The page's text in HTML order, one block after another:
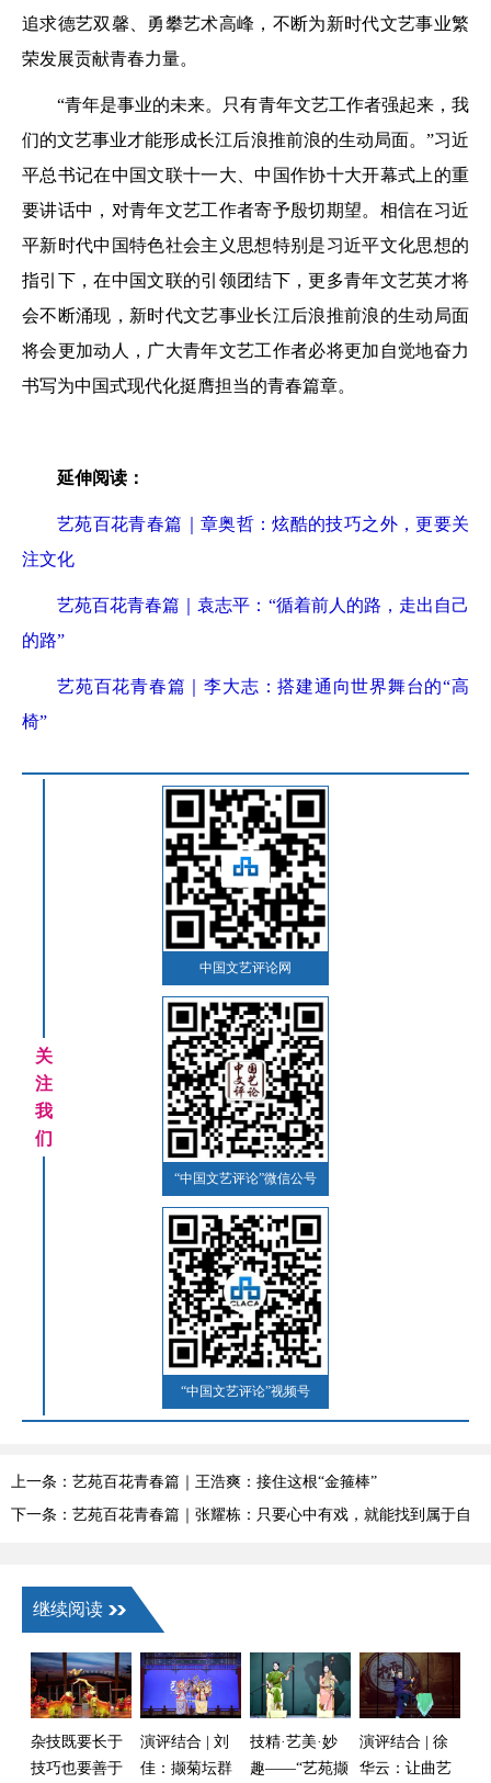
追求德艺双馨、勇攀艺术高峰，不断为新时代文艺事业繁
荣发展贡献青春力量。
“青年是事业的未来。只有青年文艺工作者强起来，我
们的文艺事业才能形成长江后浪推前浪的生动局面。”习近
平总书记在中国文联十一大、中国作协十大开幕式上的重
要讲话中，对青年文艺工作者寄予殷切期望。相信在习近
平新时代中国特色社会主义思想特别是习近平文化思想的
指引下，在中国文联的引领团结下，更多青年文艺英才将
会不断涌现，新时代文艺事业长江后浪推前浪的生动局面
将会更加动人，广大青年文艺工作者必将更加自觉地奋力
书写为中国式现代化挺膺担当的青春篇章。
延伸阅读：
艺苑百花青春篇｜章奥哲：炫酷的技巧之外，更要关
注文化
艺苑百花青春篇｜袁志平：“循着前人的路，走出自己
的路”
艺苑百花青春篇｜李大志：搭建通向世界舞台的“高
椅”
关
注
我
们
中国文艺评论网
“中国文艺评论”微信公号
“中国文艺评论”视频号
上一条：艺苑百花青春篇｜王浩爽：接住这根“金箍棒”
下一条：艺苑百花青春篇｜张耀栋：只要心中有戏，就能找到属于自
继续阅读
杂技既要长于
技巧也要善于
演评结合 | 刘
佳：撷菊坛群
技精·艺美·妙
趣——“艺苑撷
演评结合 | 徐
华云：让曲艺